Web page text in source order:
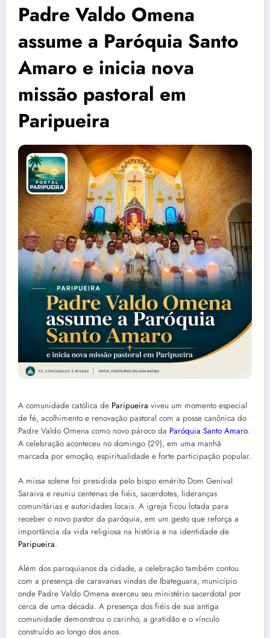
Padre Valdo Omena
assume a Paróquia Santo
Amaro e inicia nova
missão pastoral em
Paripueira
A comunidade católica de Paripueira viveu um momento especial
de fé, acolhimento e renovação pastoral com a posse canônica do
Padre Valdo Omena como novo pároco da Paróquia Santo Amaro.
A celebração aconteceu no domingo (29), em uma manhã
marcada por emoção, espiritualidade e forte participação popular.
A missa solene foi presidida pelo bispo emérito Dom Genival
Saraiva e reuniu centenas de fiéis, sacerdotes, lideranças
comunitárias e autoridades locais. A igreja ficou lotada para
receber o novo pastor da paróquia, em um gesto que reforça a
importância da vida religiosa na história e na identidade de
Paripueira.
Além dos paroquianos da cidade, a celebração também contou
com a presença de caravanas vindas de Ibateguara, município
onde Padre Valdo Omena exerceu seu ministério sacerdotal por
cerca de uma década. A presença dos fiéis de sua antiga
comunidade demonstrou o carinho, a gratidão e o vínculo
construído ao longo dos anos.